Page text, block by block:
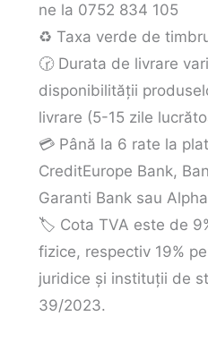
ne la 0752 834 105
♻️ Taxa verde de
🕝 Durata de livrare
disponibilității
livrare (5-15 zile
💳 Până la 6 rate la
CreditEurope Bank,
Garanti Bank sau
🏷️ Cota TVA este de
fizice, respectiv 19%
juridice și instituții de
39/2023.